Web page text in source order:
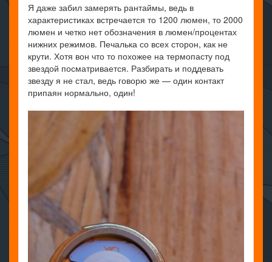
Я даже забил замерять рантаймы, ведь в
характеристиках встречается то 1200 люмен, то 2000
люмен и четко нет обозначения в люмен/процентах
нижних режимов. Печалька со всех сторон, как не
крути. Хотя вон что то похожее на термопасту под
звездой посматривается. Разбирать и поддевать
звезду я не стал, ведь говорю же — один контакт
припаян нормально, один!